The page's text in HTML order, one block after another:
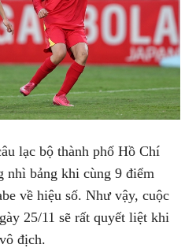
lạc bộ thành phố Hồ Chí
nhì bảng khi cùng 9 điểm
về hiệu số. Như vậy, cuộc
25/11 sẽ rất quyết liệt khi
địch.